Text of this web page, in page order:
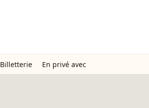
Billetterie En privé avec